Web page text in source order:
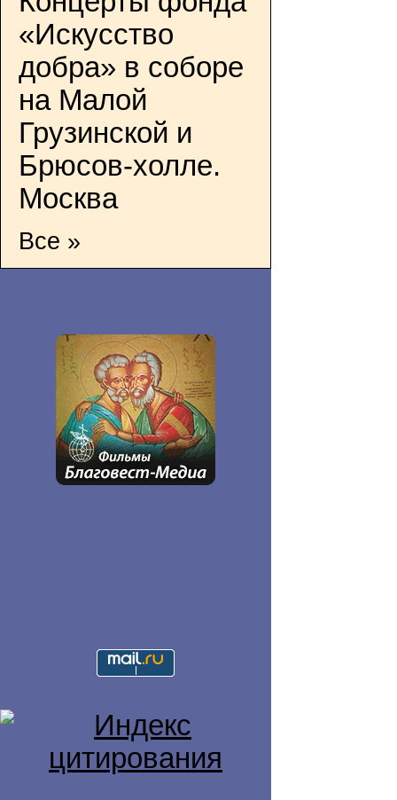
«Искусство
добра» в соборе
на Малой
Грузинской и
Брюсов-холле.
Москва
Все »